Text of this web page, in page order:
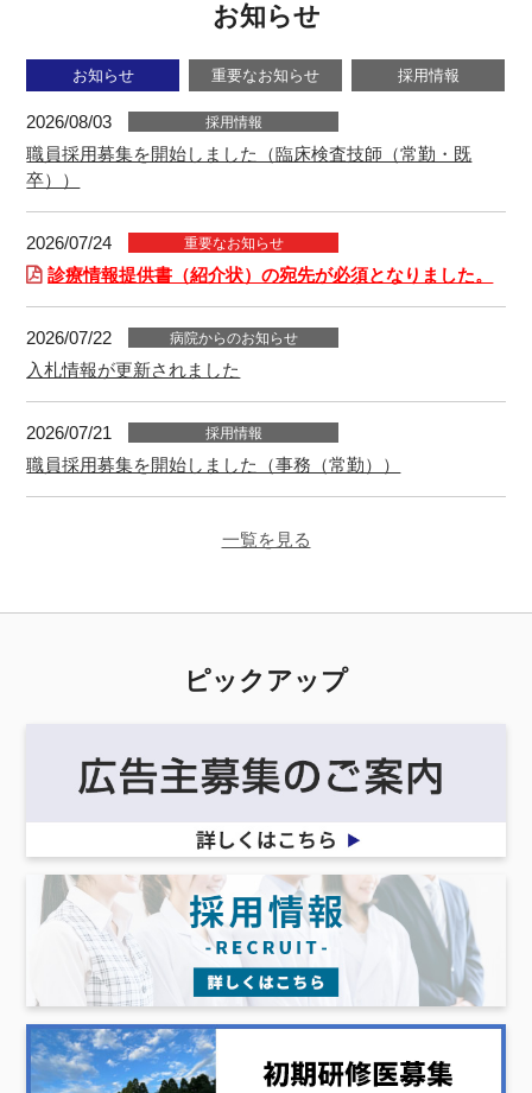
お知らせ
お知らせ 重要なお知らせ 採用情報
2026/08/03 採用情報
職員採用募集を開始しました（臨床検査技師（常勤・既
卒））
2026/07/24 重要なお知らせ
診療情報提供書（紹介状）の宛先が必須となりました。
2026/07/22 病院からのお知らせ
入札情報が更新されました
2026/07/21 採用情報
職員採用募集を開始しました（事務（常勤））
一覧を見る
ピックアップ